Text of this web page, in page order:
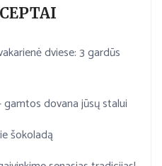
dviese: 3 gardūs
gamtos dovana jūsų stalui
šokoladą